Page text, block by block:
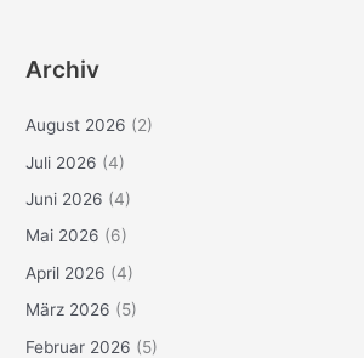
Archiv
August 2026 (2)
Juli 2026 (4)
Juni 2026 (4)
Mai 2026 (6)
April 2026 (4)
März 2026 (5)
Februar 2026 (5)